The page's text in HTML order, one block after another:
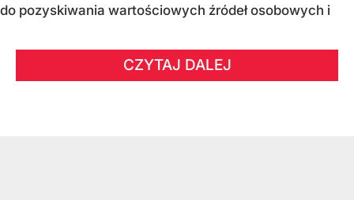
do pozyskiwania wartościowych źródeł osobowych i
CZYTAJ DALEJ